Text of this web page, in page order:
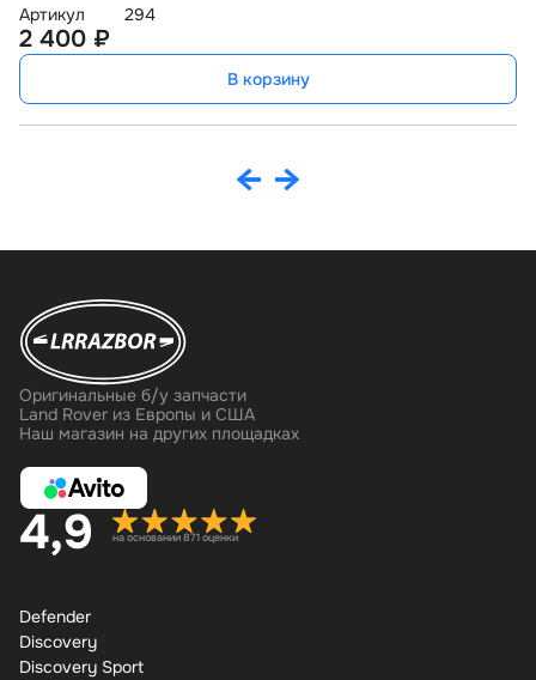
Артикул
294
2 400 ₽
В корзину
Оригинальные б/у запчасти
Land Rover из Европы и США
Наш магазин на других площадках
4,9 на основании 871 оценки
Defender
Discovery
Discovery Sport